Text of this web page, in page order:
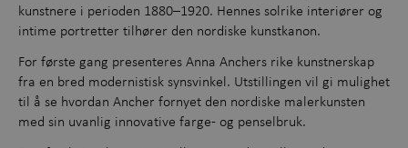
kunstnere i perioden 1880–1920. Hennes solrike interiører og
intime portretter tilhører den nordiske kunstkanon.
For første gang presenteres Anna Anchers rike kunstnerskap
fra en bred modernistisk synsvinkel. Utstillingen vil gi mulighet
til å se hvordan Ancher fornyet den nordiske malerkunsten
med sin uvanlig innovative farge- og penselbruk.